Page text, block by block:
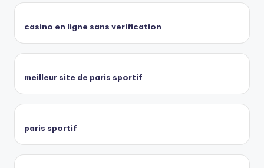
casino en ligne sans verification
meilleur site de paris sportif
paris sportif